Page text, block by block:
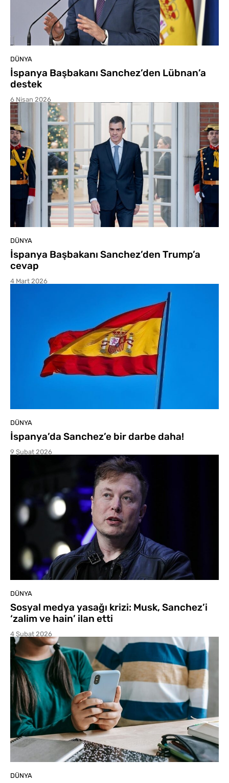
DÜNYA
İspanya Başbakanı Sanchez’den Lübnan’a
destek
6 Nisan 2026
DÜNYA
İspanya Başbakanı Sanchez’den Trump’a
cevap
4 Mart 2026
DÜNYA
İspanya’da Sanchez’e bir darbe daha!
9 Şubat 2026
DÜNYA
Sosyal medya yasağı krizi: Musk, Sanchez’i
‘zalim ve hain’ ilan etti
4 Şubat 2026
DÜNYA